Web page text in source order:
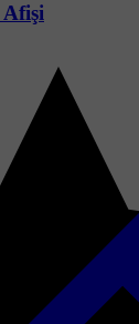
Afişi